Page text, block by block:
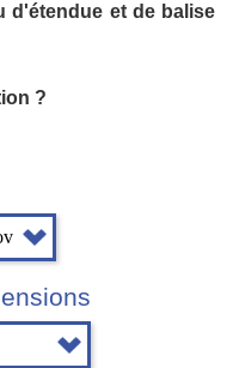
d'étendue et de balise
?